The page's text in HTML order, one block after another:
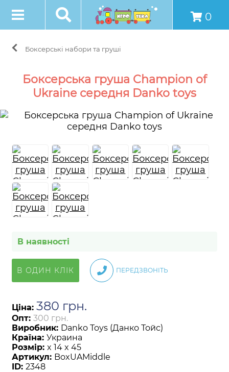
0
Боксерські набори та груші
Боксерська груша Champion of
Ukraine середня Danko toys
В наявності
В ОДИН КЛІК ПЕРЕДЗВОНІТЬ
Ціна: 380 грн.
Опт: 300 грн.
Виробник: Danko Toys (Данко Тойс)
Країна: Украина
Розмір: x 14 x 45
Артикул: BoxUAMiddle
ID: 2348